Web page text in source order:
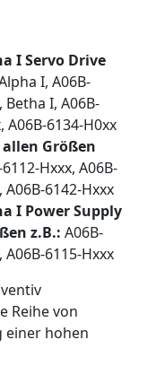
I Servo Drive
I, A06B-
Betha I, A06B-
A06B-6134-H0xx
Größen
Hxxx, A06B-
A06B-6142-Hxxx
I Power Supply
z.B.: A06B-
A06B-6115-Hxxx
Reihe von
einer hohen